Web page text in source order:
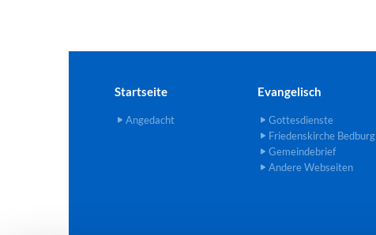
Startseite
Angedacht
Evangelisch
Gottesdienste
Friedenskirche Bedburg
Gemeindebrief
Andere Webseiten